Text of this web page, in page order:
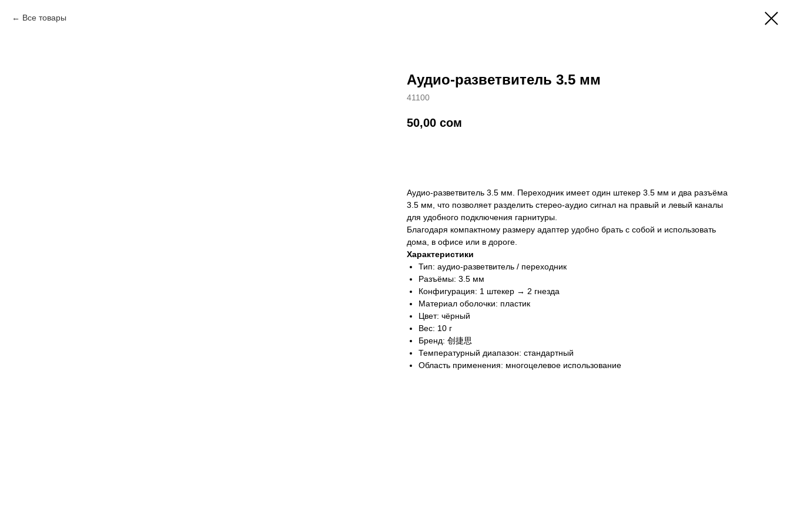
Все товары
Аудио-разветвитель 3.5 мм
41100
50,00 сом
Аудио-разветвитель 3.5 мм. Переходник имеет один штекер 3.5 мм и два разъёма
3.5 мм, что позволяет разделить стерео-аудио сигнал на правый и левый каналы
для удобного подключения гарнитуры.
Благодаря компактному размеру адаптер удобно брать с собой и использовать
дома, в офисе или в дороге.
Характеристики
Тип: аудио-разветвитель / переходник
Разъёмы: 3.5 мм
Конфигурация: 1 штекер → 2 гнезда
Материал оболочки: пластик
Цвет: чёрный
Вес: 10 г
Бренд: 创捷思
Температурный диапазон: стандартный
Область применения: многоцелевое использование